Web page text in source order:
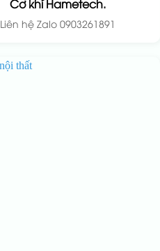
Cơ khí Hametech.
Liên hệ Zalo 0903261891